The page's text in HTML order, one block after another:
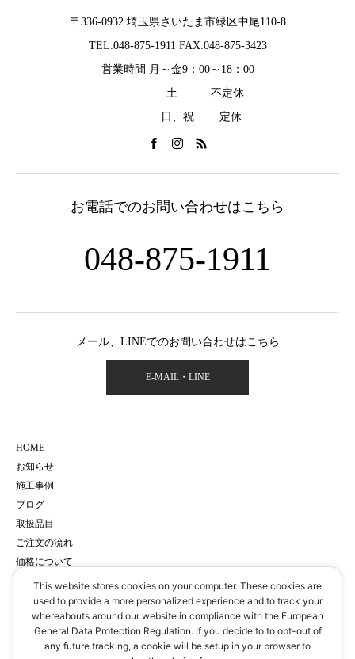
〒336-0932 埼玉県さいたま市緑区中尾110-8
TEL:048-875-1911 FAX:048-875-3423
営業時間 月～金9：00～18：00
土 不定休
日、祝 定休
お電話でのお問い合わせはこちら
048-875-1911
メール、LINEでのお問い合わせはこちら
E-MAIL・LINE
HOME
お知らせ
施工事例
ブログ
取扱品目
ご注文の流れ
価格について
会社概要
サイトマップ
プライバシーポリシー
予約・お問い合わせ
This website stores cookies on your computer. These cookies are
used to provide a more personalized experience and to track your
whereabouts around our website in compliance with the European
General Data Protection Regulation. If you decide to to opt-out of
any future tracking, a cookie will be setup in your browser to